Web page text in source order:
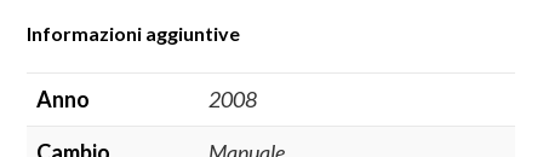
Informazioni aggiuntive
Anno
2008